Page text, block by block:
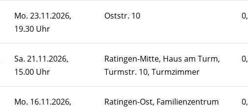
Mo. 23.11.2026,
19.30 Uhr
Oststr. 10
Sa. 21.11.2026,
15.00 Uhr
Ratingen-Mitte, Haus am Turm,
Turmstr. 10, Turmzimmer
Mo. 16.11.2026,
Ratingen-Ost, Familienzentrum